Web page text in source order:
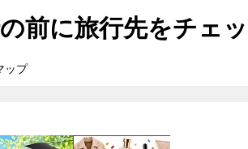
前に旅行先をチェ
ップ